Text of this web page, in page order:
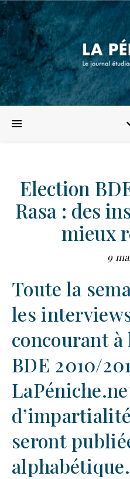
Election
Rasa : des
mieux
9
Toute la
les
concourant à
BDE 2010/
seront
alphabétique.